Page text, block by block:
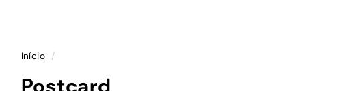
Início /